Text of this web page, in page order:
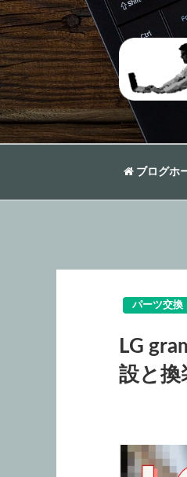
コ
ン
テ
ン
ツ
へ
ス
キ
ブログホ
パーツ交換
LG
設と換